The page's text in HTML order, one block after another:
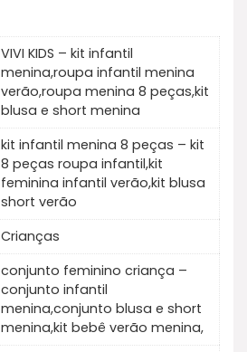
VIVI KIDS – kit infantil
menina,roupa infantil menina
verão,roupa menina 8 peças,kit
blusa e short menina
kit infantil menina 8 peças – kit
8 peças roupa infantil,kit
feminina infantil verão,kit blusa
short verão
Crianças
conjunto feminino criança –
conjunto infantil
menina,conjunto blusa e short
menina,kit bebê verão menina,